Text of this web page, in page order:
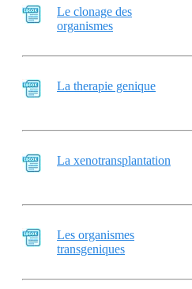
Le clonage des
organismes
La therapie genique
La xenotransplantation
Les organismes
transgeniques